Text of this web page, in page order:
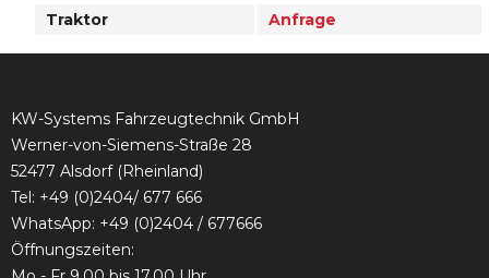
Traktor Anfrage
KW-Systems Fahrzeugtechnik GmbH
Werner-von-Siemens-Straße 28
52477 Alsdorf (Rheinland)
Tel: +49 (0)2404/ 677 666
WhatsApp: +49 (0)2404 / 677666
Öffnungszeiten: